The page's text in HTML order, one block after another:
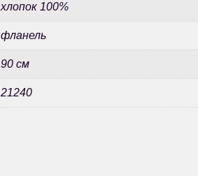
хлопок 100%
фланель
90 см
21240